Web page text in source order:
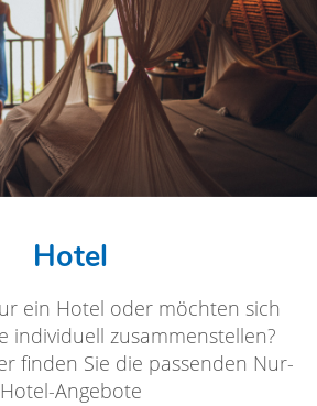
Hotel
ein Hotel oder möchten sich
individuell zusammenstellen?
finden Sie die passenden Nur-
Hotel-Angebote